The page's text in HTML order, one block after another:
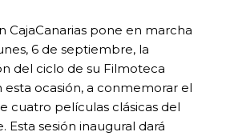
CajaCanarias pone en marcha
6 de septiembre, la
del ciclo de su Filmoteca
esta ocasión, a conmemorar el
cuatro películas clásicas del
Esta sesión inaugural dará